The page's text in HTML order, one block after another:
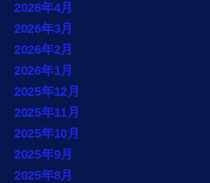
2026年4月
2026年3月
2026年2月
2026年1月
2025年12月
2025年11月
2025年10月
2025年9月
2025年8月